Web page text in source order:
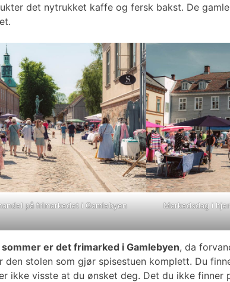
det nytrukket kaffe og fersk bakst. De
på frimarkedet i Gamlebyen
Markedsdag i
er det frimarked i Gamlebyen, da
den stolen som gjør spisestuen komplett. Du
ikke visste at du ønsket deg. Det du ikke